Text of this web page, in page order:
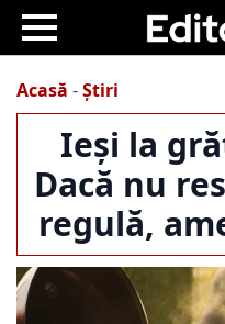
Acasă -Știri
Ieși la
Dacă nu
regulă,